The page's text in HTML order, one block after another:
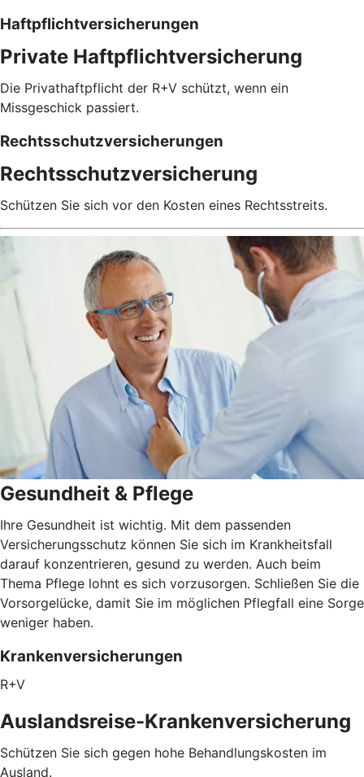
Haftpflichtversicherungen
Private Haftpflichtversicherung
Die Privathaftpflicht der R+V schützt, wenn ein
Missgeschick passiert.
Rechtsschutzversicherungen
Rechtsschutzversicherung
Schützen Sie sich vor den Kosten eines Rechtsstreits.
Gesundheit & Pflege
Ihre Gesundheit ist wichtig. Mit dem passenden
Versicherungsschutz können Sie sich im Krankheitsfall
darauf konzentrieren, gesund zu werden. Auch beim
Thema Pflege lohnt es sich vorzusorgen. Schließen Sie die
Vorsorgelücke, damit Sie im möglichen Pflegfall eine Sorge
weniger haben.
Krankenversicherungen
R+V
Auslandsreise-Krankenversicherung
Schützen Sie sich gegen hohe Behandlungskosten im
Ausland.